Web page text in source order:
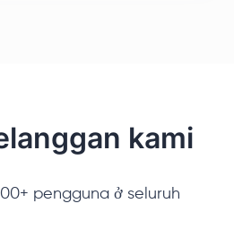
kami
pengguna ở seluruh